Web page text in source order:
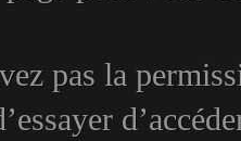
pas la